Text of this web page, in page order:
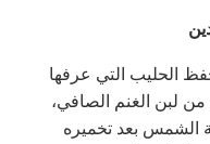
الحليب التي عرفها
لبن الغنم الصافي،
الشمس بعد تخميره